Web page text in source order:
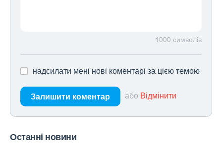
1000 символів
надсилати мені нові коментарі за цією темою
Залишити коментар або Відмінити
Останні новини